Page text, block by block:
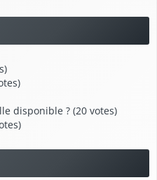
disponible ? (20 votes)